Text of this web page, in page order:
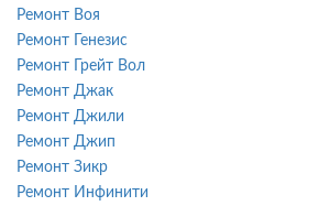
Ремонт Воя
Ремонт Генезис
Ремонт Грейт Вол
Ремонт Джак
Ремонт Джили
Ремонт Джип
Ремонт Зикр
Ремонт Инфинити